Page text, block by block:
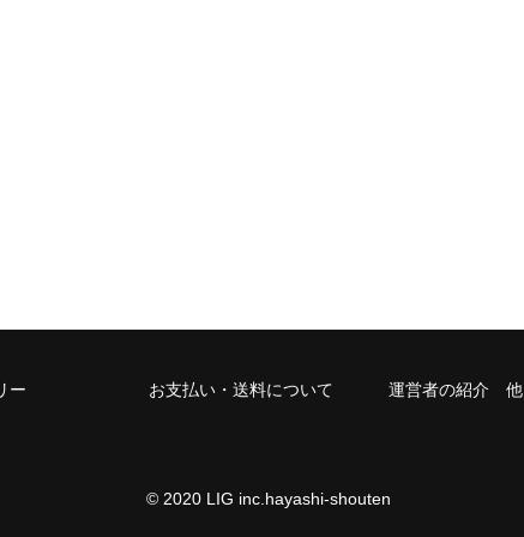
ー お支払い・送料について 運営者の紹介 他
© 2020 LIG inc.hayashi-shouten